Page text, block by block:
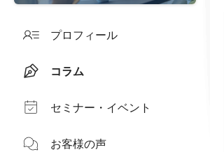
プロフィール
コラム
セミナー・イベント
お客様の声